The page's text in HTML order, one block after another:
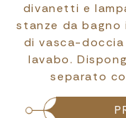
divanetti e
stanze da
di vasca-
lavabo.
separato